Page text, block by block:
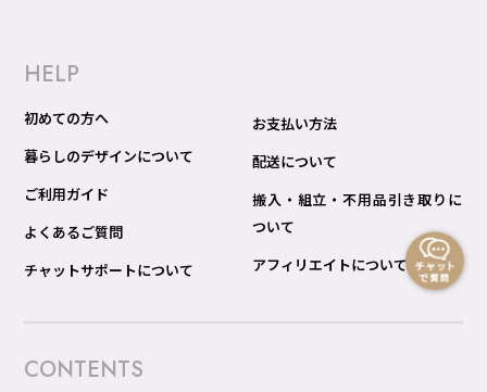
HELP
初めての方へ
暮らしのデザインについて
ご利用ガイド
よくあるご質問
チャットサポートについて
お支払い方法
配送について
搬入・組立・不用品引き取りに
ついて
アフィリエイトについて
CONTENTS